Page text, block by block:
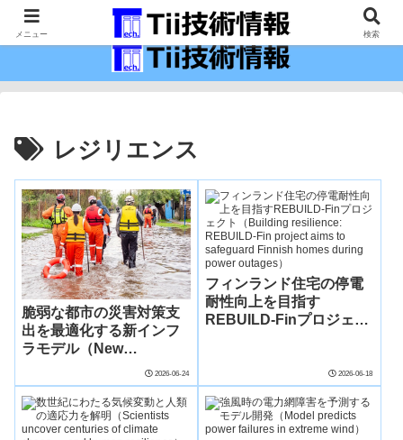
最新の科学技術の情報インフラ。
レジリエンス
脆弱な都市の災害対策支
出を最適化する新インフ
ラモデル（New
Infrastructure Model
Prioritizes Disaster
Spending for Vulnerable
Cities）
2026-06-24
フィンランド住宅の停電
耐性向上を目指す
REBUILD-Finプロジェク
Finnish homes during
power outages）
2026-06-18
メニュー 検索